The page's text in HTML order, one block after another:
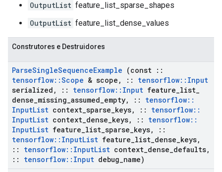
OutputList feature_list_sparse_shapes
OutputList feature_list_dense_values
Construtores e Destruidores
ParseSingleSequenceExample (const ::
tensorflow::Scope & scope , :: tensorflow:: Input
serialized , :: tensorflow:: Input feature list
dense missing assumed empty, :: tensorflow::
InputList context sparse keys, :: tensorflow::
InputList context dense keys, :: tensorflow::
InputList feature list sparse keys,
::
tensorflow:: InputList feature list dense keys,
::
tensorflow:: InputList context dense defaults,
::
tensorflow:: Input debug name)